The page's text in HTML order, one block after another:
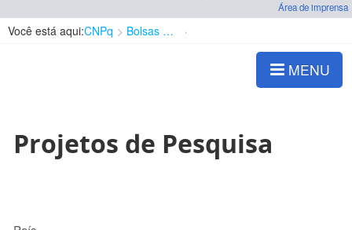
Área de imprensa
Você está aqui:CNPq Bolsas e Auxílios Vigentes
MENU
Projetos de Pesquisa